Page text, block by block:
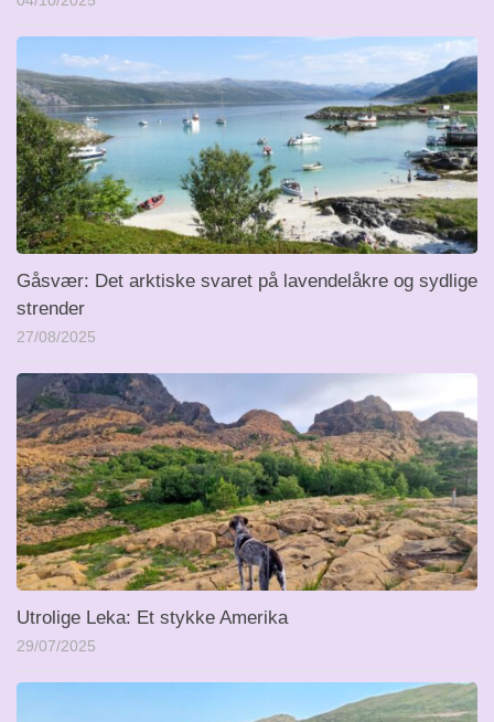
Gåsvær: Det arktiske svaret på lavendelåkre og sydlige
strender
27/08/2025
Utrolige Leka: Et stykke Amerika
29/07/2025